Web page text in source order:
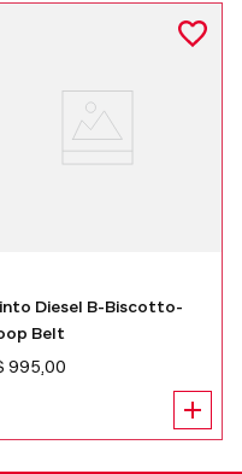
Diesel B-Biscotto-
Belt
995 00